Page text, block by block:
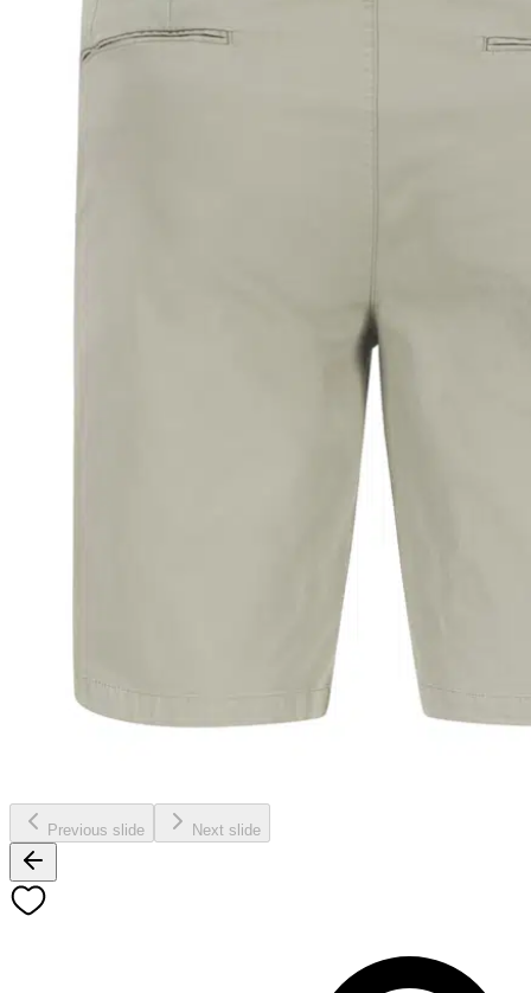
Previous slide Next slide